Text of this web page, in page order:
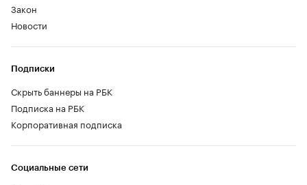
Закон
Новости
Социальные сети
Подписки
Скрыть баннеры на РБК
Подписка на РБК
Корпоративная подписка